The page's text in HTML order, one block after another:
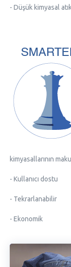
- Düşük kimyasal atık
kimyasallarının
- Kullanıcı dostu
- Tekrarlanabilir
- Ekonomik